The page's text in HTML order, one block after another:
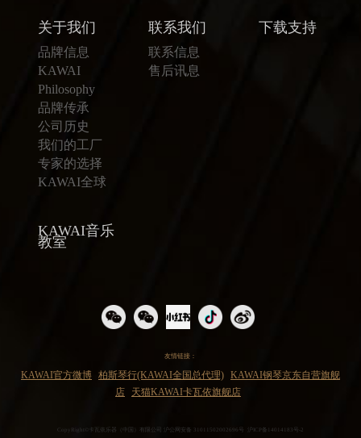
关于我们
品牌信息
KAWAI
Philosophy
品牌传承
公司历史
我们的工厂
专家的选择
KAWAI全球
联系我们
联系信息
售后讯息
下载支持
KAWAI音乐
教室
友情链接：
KAWAI官方微博 柏斯琴行(KAWAI全国总代理) KAWAI钢琴京东自营旗舰
店
天猫KAWAI卡瓦依旗舰店
CopyRight©卡瓦依乐器（中国）有限公司 沪公网安备 31011502002696号 沪ICP备14014183号-2